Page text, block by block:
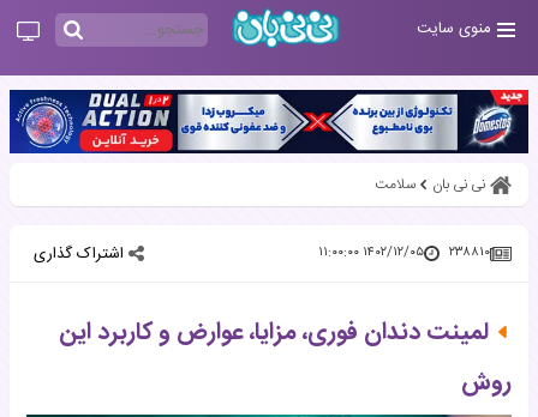
منوی سایت
نی نی بان سلامت
۲۳۸۸۱۰ ۱۴۰۲/۱۲/۰۵ ۱۱:۰۰:۰۰ اشتراک گذاری
لمینت دندان فوری، مزایا، عوارض و کاربرد این
روش